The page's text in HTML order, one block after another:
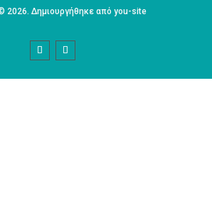
2026. Δημιουργήθηκε από you-site